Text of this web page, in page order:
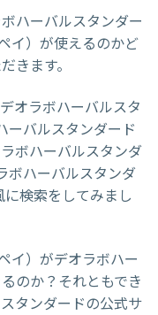
ハーバルスタンダー
イ）が使えるのかど
きます。
オラボハーバルスタ
ーバルスタンダード
ボハーバルスタンダ
ボハーバルスタンダ
検索をしてみまし
イ）がデオラボハー
のか？それともでき
タンダードの公式サ